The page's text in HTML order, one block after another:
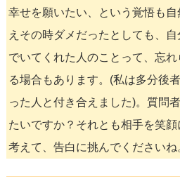
幸せを願いたい、という覚悟も
えその時ダメだったとしても、
でいてくれた人のことって、忘
る場合もあります。(私は多分後
った人と付き合えました)。質問
たいですか？それとも相手を笑顔
考えて、告白に挑んでくださいね